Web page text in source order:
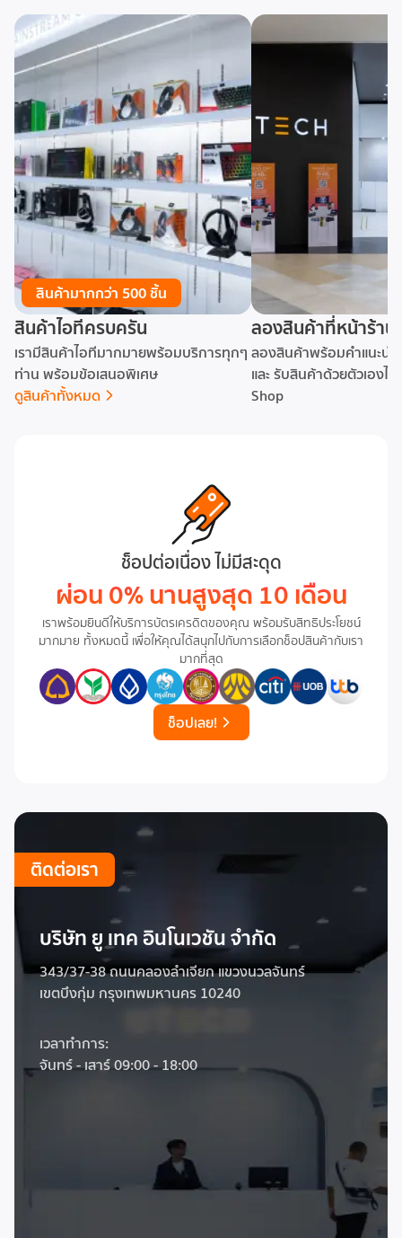
สินค้ามากกว่า 500 ชิ้น
สินค้าไอทีครบครัน
เรามีสินค้าไอทีมากมายพร้อมบริการทุกๆ
ท่าน พร้อมข้อเสนอพิเศษ
ดูสินค้าทั้งหมด
ลองสินค้าที่หน้าร้าน
ลองสินค้าพร้อมคำแนะน
และ รับสินค้าด้วยตัวเองได้
Shop
ช็อปต่อเนื่อง ไม่มีสะดุด
ผ่อน 0% นานสูงสุด 10 เดือน
เราพร้อมยินดีให้บริการบัตรเครดิตของคุณ พร้อมรับสิทธิประโยชน์
มากมาย ทั้งหมดนี้ เพื่อให้คุณได้สนุกไปกับการเลือกช็อปสินค้ากับเรา
มากที่สุด
ช็อปเลย!
ติดต่อเรา
บริษัท ยู เทค อินโนเวชัน จำกัด
343/37-38 ถนนคลองลำเจียก แขวงนวลจันทร์
เขตบึงกุ่ม กรุงเทพมหานคร 10240
เวลาทำการ:
จันทร์ - เสาร์ 09:00 - 18:00